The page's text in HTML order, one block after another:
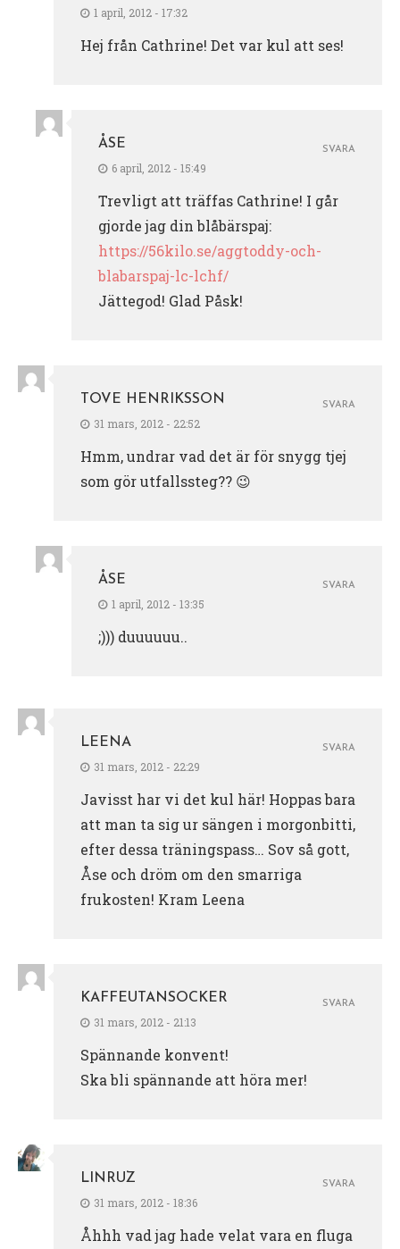
1 april, 2012 - 17:32
Hej från Cathrine! Det var kul att ses!
ÅSE
6 april, 2012 - 15:49
Trevligt att träffas Cathrine! I går
gjorde jag din blåbärspaj:
https://56kilo.se/aggtoddy-och-
blabarspaj-lc-lchf/
Jättegod! Glad Påsk!
SVARA
TOVE HENRIKSSON
31 mars, 2012 - 22:52
Hmm, undrar vad det är för snygg tjej
som gör utfallssteg?? 😉
SVARA
ÅSE
1 april, 2012 - 13:35
;))) duuuuuu..
SVARA
LEENA
31 mars, 2012 - 22:29
Javisst har vi det kul här! Hoppas bara
att man ta sig ur sängen i morgonbitti,
efter dessa träningspass… Sov så gott,
Åse och dröm om den smarriga
frukosten! Kram Leena
SVARA
KAFFEUTANSOCKER
31 mars, 2012 - 21:13
Spännande konvent!
Ska bli spännande att höra mer!
SVARA
LINRUZ
31 mars, 2012 - 18:36
Åhhh vad jag hade velat vara en fluga
SVARA